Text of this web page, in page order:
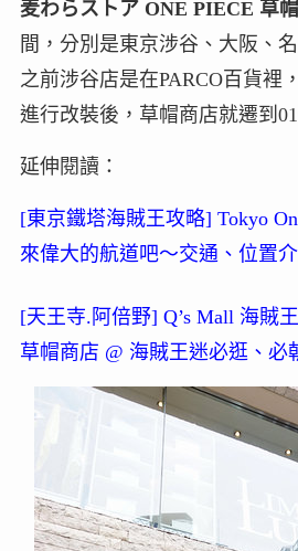
麦わらストア ONE PIECE 草
間，分別是東京涉谷、大阪、
之前涉谷店是在PARCO百貨裡
進行改裝後，草帽商店就遷到
延伸閱讀：
[東京鐵塔海賊王攻略] Tokyo
來偉大的航道吧～交通、位置
[天王寺.阿倍野] Q’s Mall 海賊
草帽商店 @ 海賊王迷必逛、必